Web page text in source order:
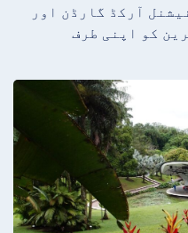
آرکڈ گارڈن اور
کو اپنی طرف